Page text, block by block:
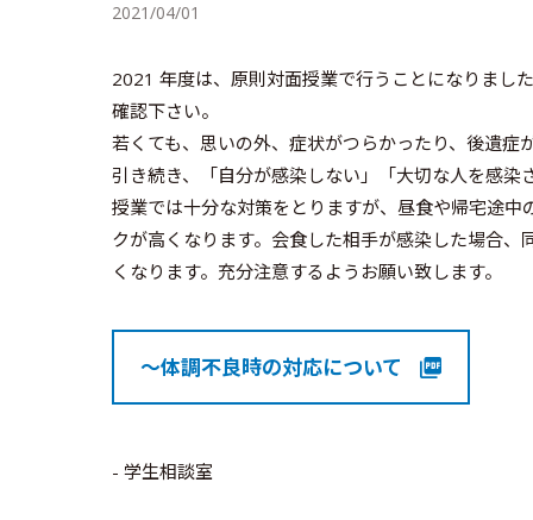
2021/04/01
2021 年度は、原則対面授業で行うことになりまし
確認下さい。
若くても、思いの外、症状がつらかったり、後遺症
引き続き、「自分が感染しない」「大切な人を感染
授業では十分な対策をとりますが、昼食や帰宅途
クが高くなります。会食した相手が感染した場合
くなります。充分注意するようお願い致します。
～体調不良時の対応について
- 学生相談室